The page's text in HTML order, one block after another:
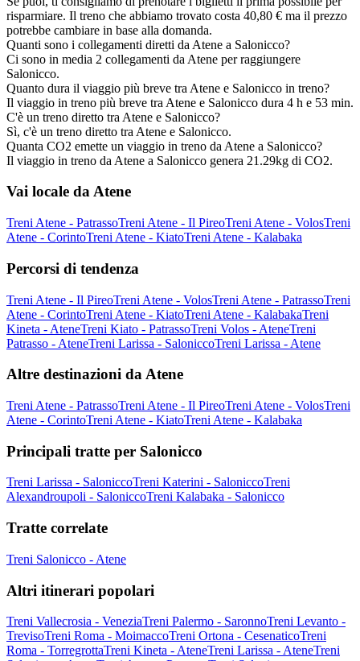
risparmiare. Il treno che abbiamo trovato costa 40,80 € ma il prezzo
potrebbe cambiare in base alla domanda.
Quanti sono i collegamenti diretti da Atene a Salonicco?
Ci sono in media 2 collegamenti da Atene per raggiungere
Salonicco.
Quanto dura il viaggio più breve tra Atene e Salonicco in treno?
Il viaggio in treno più breve tra Atene e Salonicco dura 4 h e 53 min.
C'è un treno diretto tra Atene e Salonicco?
Sì, c'è un treno diretto tra Atene e Salonicco.
Quanta CO2 emette un viaggio in treno da Atene a Salonicco?
Il viaggio in treno da Atene a Salonicco genera 21.29kg di CO2.
Vai locale da Atene
Treni Atene - PatrassoTreni Atene - Il PireoTreni Atene - VolosTreni
Atene - CorintoTreni Atene - KiatoTreni Atene - Kalabaka
Percorsi di tendenza
Treni Atene - Il PireoTreni Atene - VolosTreni Atene - PatrassoTreni
Atene - CorintoTreni Atene - KiatoTreni Atene - KalabakaTreni
Kineta - AteneTreni Kiato - PatrassoTreni Volos - AteneTreni
Patrasso - AteneTreni Larissa - SaloniccoTreni Larissa - Atene
Altre destinazioni da Atene
Treni Atene - PatrassoTreni Atene - Il PireoTreni Atene - VolosTreni
Atene - CorintoTreni Atene - KiatoTreni Atene - Kalabaka
Principali tratte per Salonicco
Treni Larissa - SaloniccoTreni Katerini - SaloniccoTreni
Alexandroupoli - SaloniccoTreni Kalabaka - Salonicco
Tratte correlate
Treni Salonicco - Atene
Altri itinerari popolari
Treni Vallecrosia - VeneziaTreni Palermo - SaronnoTreni Levanto -
TrevisoTreni Roma - MoimaccoTreni Ortona - CesenaticoTreni
Roma - TorregrottaTreni Kineta - AteneTreni Larissa - AteneTreni